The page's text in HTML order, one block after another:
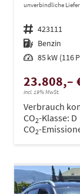
unverbindliche
Fahrzeugnr. 423111
Kraftstoff Benzin
Leistung 85 kW (116
23.808,–
incl. 19% MwSt.
Verbrauch
CO2-Klasse: D
CO2-